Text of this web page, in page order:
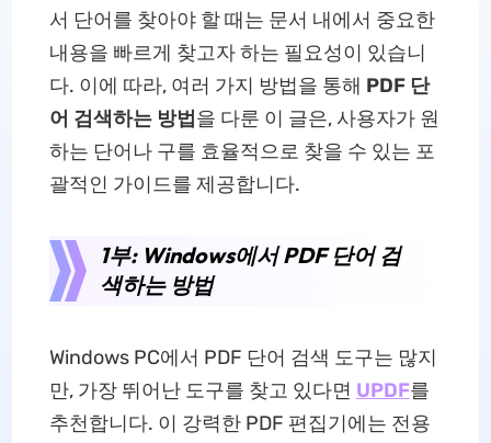
서 단어를 찾아야 할 때는 문서 내에서 중요한
내용을 빠르게 찾고자 하는 필요성이 있습니
다. 이에 따라, 여러 가지 방법을 통해 PDF 단
어 검색하는 방법 을 다룬 이 글은, 사용자가 원
하는 단어나 구를 효율적으로 찾을 수 있는 포
괄적인 가이드를 제공합니다.
1부: Windows에서 PDF 단어 검
색하는 방법
Windows PC에서 PDF 단어 검색 도구는 많지
만, 가장 뛰어난 도구를 찾고 있다면 UPDF를
추천합니다. 이 강력한 PDF 편집기에는 전용